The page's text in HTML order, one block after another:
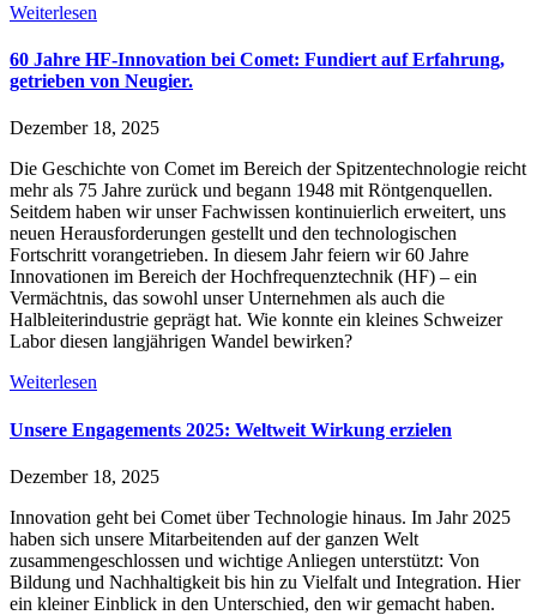
Weiterlesen
60 Jahre HF-Innovation bei Comet: Fundiert auf Erfahrung,
getrieben von Neugier.
Dezember 18, 2025
Die Geschichte von Comet im Bereich der Spitzentechnologie reicht
mehr als 75 Jahre zurück und begann 1948 mit Röntgenquellen.
Seitdem haben wir unser Fachwissen kontinuierlich erweitert, uns
neuen Herausforderungen gestellt und den technologischen
Fortschritt vorangetrieben. In diesem Jahr feiern wir 60 Jahre
Innovationen im Bereich der Hochfrequenztechnik (HF) – ein
Vermächtnis, das sowohl unser Unternehmen als auch die
Halbleiterindustrie geprägt hat. Wie konnte ein kleines Schweizer
Labor diesen langjährigen Wandel bewirken?
Weiterlesen
Unsere Engagements 2025: Weltweit Wirkung erzielen
Dezember 18, 2025
Innovation geht bei Comet über Technologie hinaus. Im Jahr 2025
haben sich unsere Mitarbeitenden auf der ganzen Welt
zusammengeschlossen und wichtige Anliegen unterstützt: Von
Bildung und Nachhaltigkeit bis hin zu Vielfalt und Integration. Hier
ein kleiner Einblick in den Unterschied, den wir gemacht haben.